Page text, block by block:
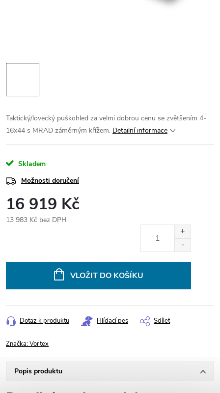
Taktický/lovecký puškohled za velmi dobrou cenu se zvětšením 4-
16x44 s MRAD záměrným křížem. Detailní informace
Skladem
Možnosti doručení
16 919 Kč
13 983 Kč bez DPH
VLOŽIT DO KOŠÍKU
Dotaz k produktu Hlídací pes Sdílet
Značka:Vortex
Popis produktu